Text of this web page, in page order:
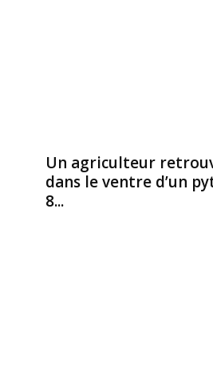
Un agriculteur
dans le ventre d’un
8...